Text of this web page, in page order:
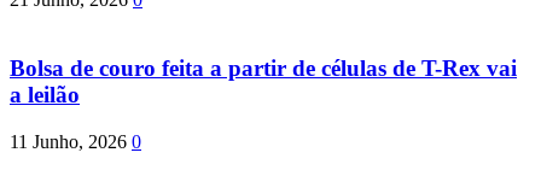
Bolsa de couro feita a partir de células de T-Rex vai
a leilão
11 Junho, 2026 0